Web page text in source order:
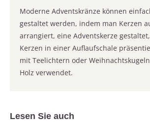
Moderne Adventskränze können
gestaltet werden, indem man Kerzen
arrangiert, eine Adventskerze
Kerzen in einer Auflaufschale
mit Teelichtern oder
Holz verwendet.
Lesen Sie auch